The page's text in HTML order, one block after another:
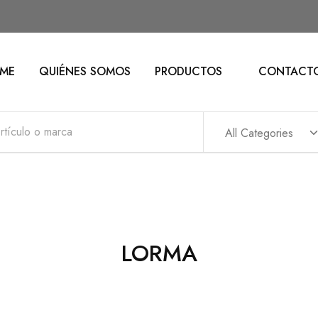
QUIÉNES SOMOS PRODUCTOS
All Categories
LORMA